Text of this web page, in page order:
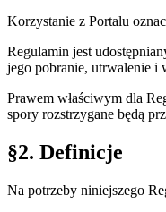
Korzystanie z Portalu
Regulamin jest
jego pobranie, utrwalenie i
Prawem właściwym dla
spory rozstrzygane będą
§2. Definicje
Na potrzeby niniejszego